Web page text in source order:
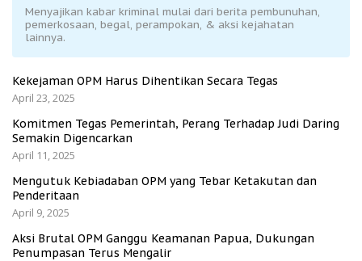
Menyajikan kabar kriminal mulai dari berita pembunuhan,
pemerkosaan, begal, perampokan, & aksi kejahatan
lainnya.
Kekejaman OPM Harus Dihentikan Secara Tegas
April 23, 2025
Komitmen Tegas Pemerintah, Perang Terhadap Judi Daring
Semakin Digencarkan
April 11, 2025
Mengutuk Kebiadaban OPM yang Tebar Ketakutan dan
Penderitaan
April 9, 2025
Aksi Brutal OPM Ganggu Keamanan Papua, Dukungan
Penumpasan Terus Mengalir